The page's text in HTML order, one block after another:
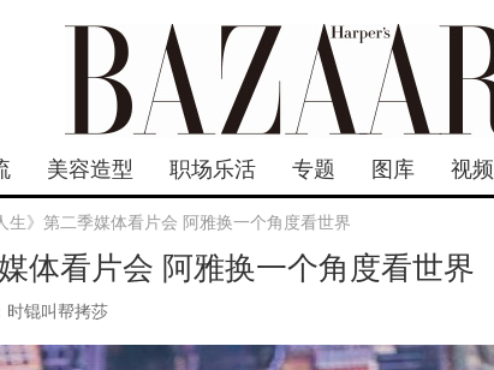
美容造型 职场乐活 专题 图库 视频
生》第二季媒体看片会 阿雅换一个角度看世界
体看片会 阿雅换一个角度看世界
时锟叫帮拷莎